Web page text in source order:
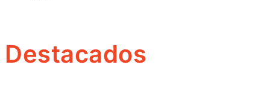
Destacados